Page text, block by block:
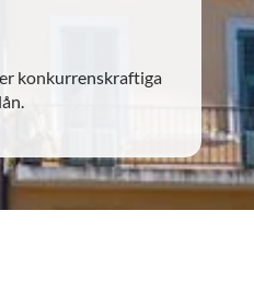
konkurrenskraftiga